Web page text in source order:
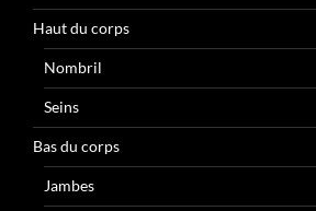
Haut du corps
Nombril
Seins
Bas du corps
Jambes